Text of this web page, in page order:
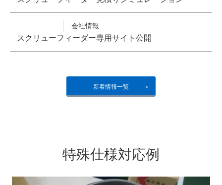
会社情報
スクリューフィーダー専用サイト公開
新着情報一覧
特殊仕様対応例